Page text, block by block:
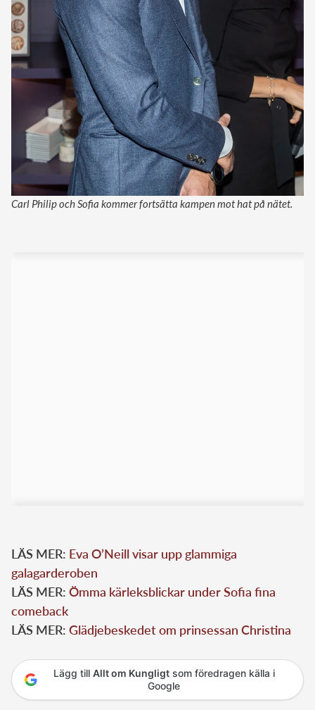
Carl Philip och Sofia kommer fortsätta kampen mot hat på nätet.
LÄS MER: Eva O’Neill visar upp glammiga
galagarderoben
LÄS MER: Ömma kärleksblickar under Sofia fina
comeback
LÄS MER: Glädjebeskedet om prinsessan Christina
Lägg till Allt om Kungligtsom föredragen källa i
Google